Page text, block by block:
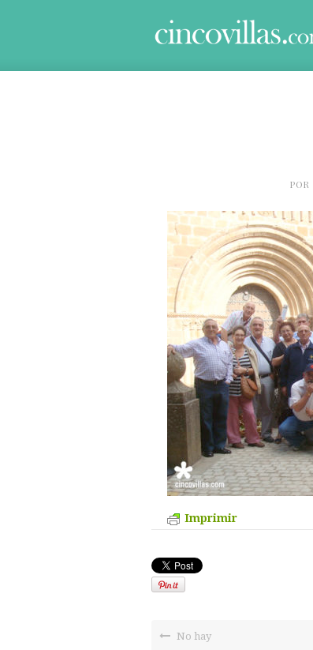
POR
Imprimir
No hay